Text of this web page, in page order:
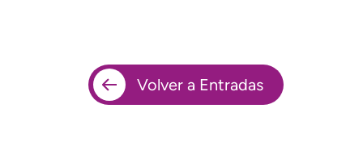
Volver a Entradas